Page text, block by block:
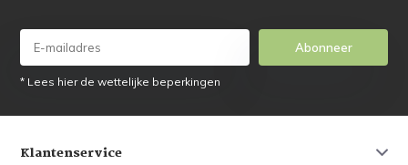
Abonneer
* Lees hier de wettelijke beperkingen
Klantenservice